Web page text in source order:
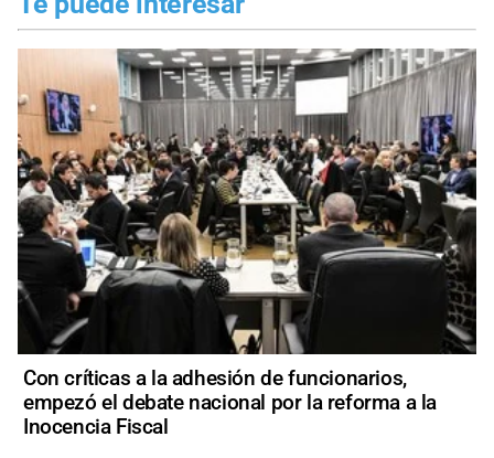
Con críticas a la adhesión de funcionarios,
empezó el debate nacional por la reforma a la
Inocencia Fiscal